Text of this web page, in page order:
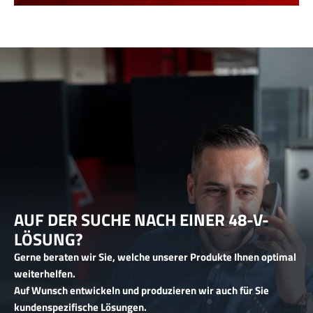
AUF DER SUCHE NACH EINER 48-V-
LÖSUNG?
Gerne beraten wir Sie, welche unserer Produkte Ihnen optimal
weiterhelfen.
Auf Wunsch entwickeln und produzieren wir auch für Sie
kundenspezifische Lösungen.